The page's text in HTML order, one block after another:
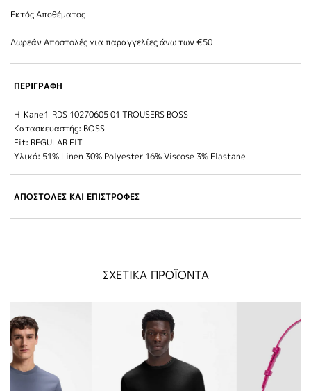
Εκτός Αποθέματος
Δωρεάν Αποστολές για παραγγελίες άνω των €50
ΠΕΡΙΓΡΑΦΗ
H-Kane1-RDS 10270605 01 TROUSERS BOSS
Κατασκευαστής: BOSS
Fit: REGULAR FIT
Υλικό: 51% Linen 30% Polyester 16% Viscose 3% Elastane
ΑΠΟΣΤΟΛΕΣ ΚΑΙ ΕΠΙΣΤΡΟΦΕΣ
ΣΧΕΤΙΚΑ ΠΡΟΪΟΝΤΑ